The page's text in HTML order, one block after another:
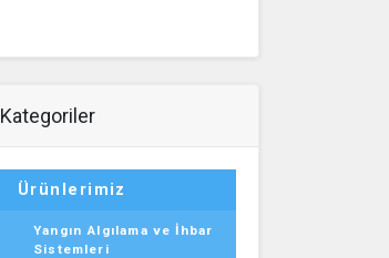
Kategoriler
Ürünlerimiz
Yangın Algılama ve İhbar
Sistemleri